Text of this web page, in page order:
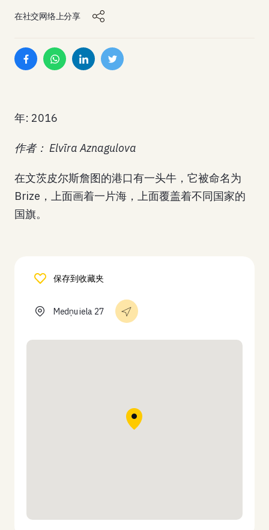
在社交网络上分享
年: 2016
作者： Elvīra Aznagulova
在文茨皮尔斯詹图的港口有一头牛，它被命名为
Brize，上面画着一片海，上面覆盖着不同国家的
国旗。
保存到收藏夹
Medņu iela 27